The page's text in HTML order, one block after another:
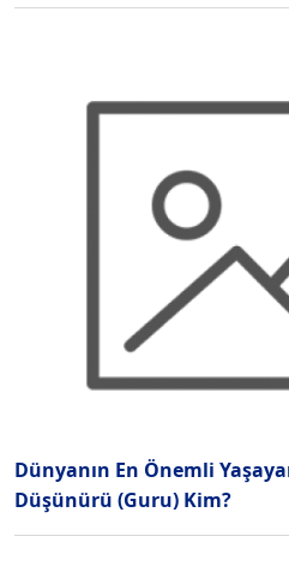
Dünyanın En Önemli
Düşünürü (Guru) Kim?